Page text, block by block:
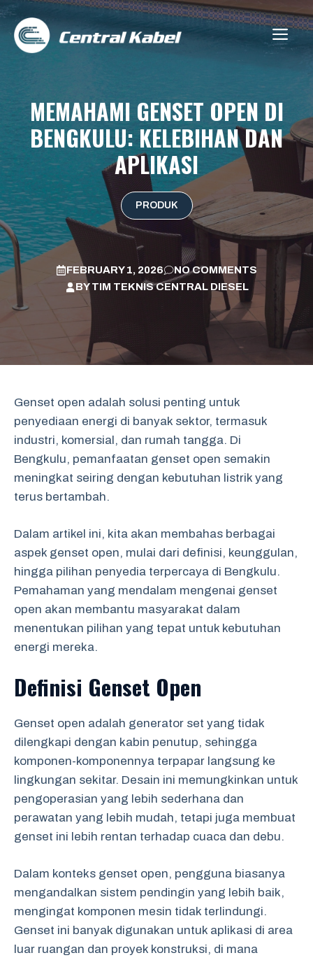
Skip
content
MEMAHAMI GENSET OPEN DI
BENGKULU: KELEBIHAN DAN
APLIKASI
PRODUK
FEBRUARY 1, 2026
NO COMMENTS
BYTIM TEKNIS CENTRAL DIESEL
Genset open adalah solusi penting untuk
penyediaan energi di banyak sektor, termasuk
industri, komersial, dan rumah tangga. Di
Bengkulu, pemanfaatan genset open semakin
meningkat seiring dengan kebutuhan listrik yang
terus bertambah.
Dalam artikel ini, kita akan membahas berbagai
aspek genset open, mulai dari definisi, keunggulan,
hingga pilihan penyedia terpercaya di Bengkulu.
Pemahaman yang mendalam mengenai genset
open akan membantu masyarakat dalam
menentukan pilihan yang tepat untuk kebutuhan
energi mereka.
Definisi Genset Open
Genset open adalah generator set yang tidak
dilengkapi dengan kabin penutup, sehingga
komponen-komponennya terpapar langsung ke
lingkungan sekitar. Desain ini memungkinkan untuk
pengoperasian yang lebih sederhana dan
perawatan yang lebih mudah, tetapi juga membuat
genset ini lebih rentan terhadap cuaca dan debu.
Dalam konteks genset open, pengguna biasanya
mengandalkan sistem pendingin yang lebih baik,
mengingat komponen mesin tidak terlindungi.
Genset ini banyak digunakan untuk aplikasi di area
luar ruangan dan proyek konstruksi, di mana